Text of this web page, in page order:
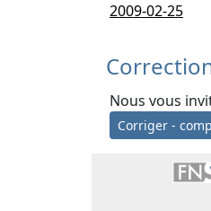
2009-02-25
Nous vous
Corriger -